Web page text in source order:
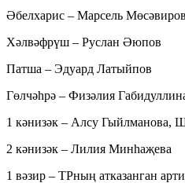
Әбелхарис – Марсель Мөсәвиров
Хәлвәфрүш – Руслан Әюпов
Патша – Эдуард Латыйпов
Гөлчәһрә – Физәлия
1 кәнизәк – Алсу Гыйлманова,
2 кәнизәк – Лилия Минһаҗева
1 вәзир – ТРның атказанган